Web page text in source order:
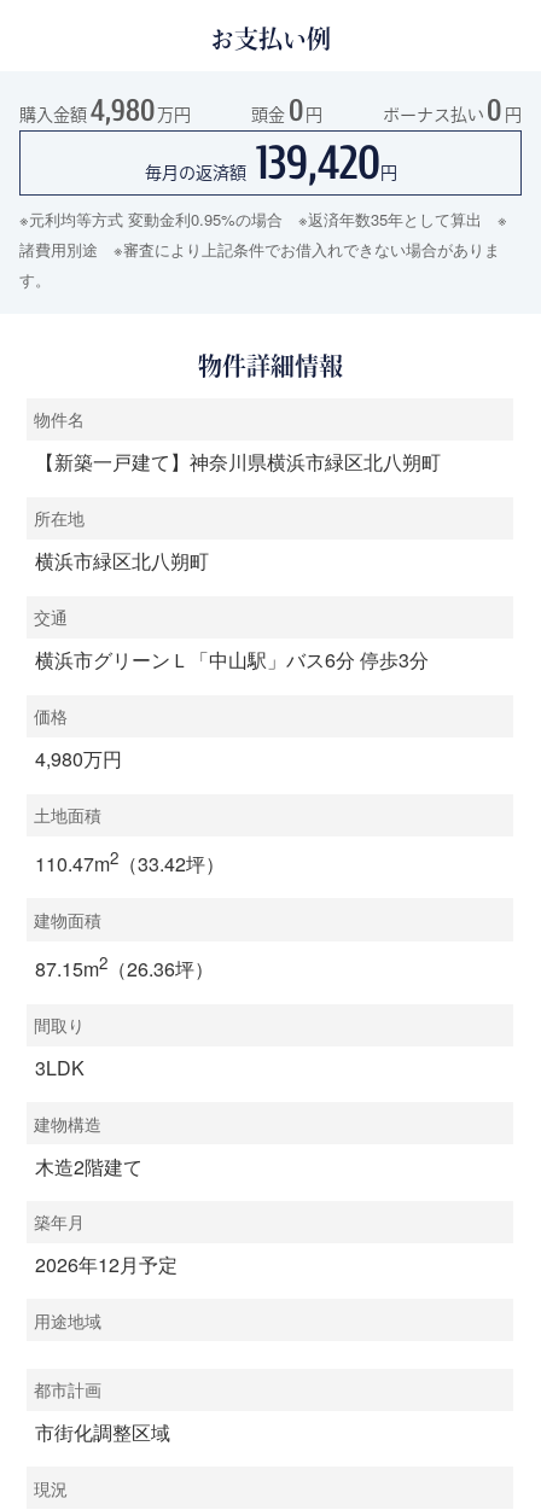
お支払い例
購入金額 4,980万円 頭金 0 円 ボーナス払い 0 円
毎月の返済額 139,420 円
※元利均等方式 変動金利0.95%の場合 ※返済年数35年として算出 ※
諸費用別途 ※審査により上記条件でお借入れできない場合がありま
す。
物件詳細情報
物件名
【新築一戸建て】神奈川県横浜市緑区北八朔町
所在地
横浜市緑区北八朔町
交通
横浜市グリーンＬ「中山駅」バス6分 停歩3分
価格
4,980万円
土地面積
110.47m2（33.42坪）
建物面積
87.15m2（26.36坪）
間取り
3LDK
建物構造
木造2階建て
築年月
2026年12月予定
用途地域
都市計画
市街化調整区域
現況